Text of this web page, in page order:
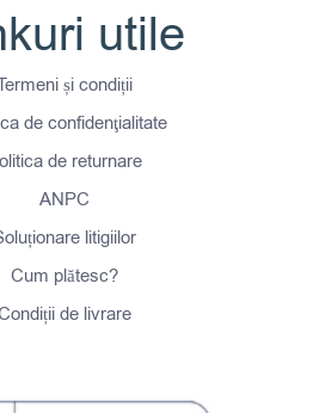
utile
și condiții
de confidenţialitate
de returnare
ANPC
litigiilor
Cum plătesc?
de livrare